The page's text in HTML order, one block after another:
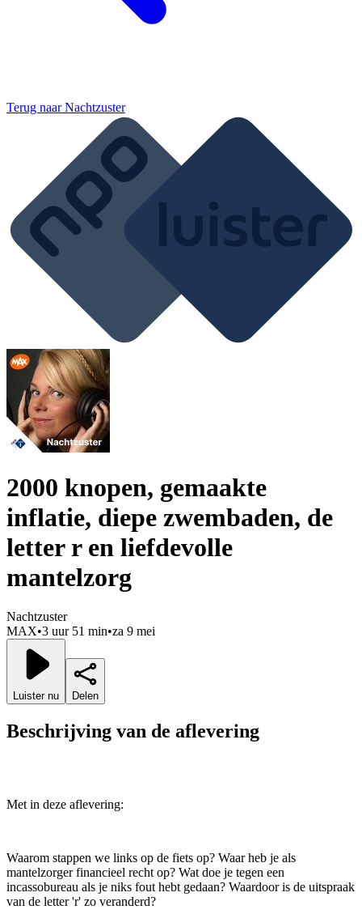
Terug naarNachtzuster
2000 knopen, gemaakte
inflatie, diepe zwembaden, de
letter r en liefdevolle
mantelzorg
Nachtzuster
MAX•3 uur 51 min•za 9 mei
Luister nu Delen
Beschrijving van de aflevering
Met in deze aflevering:
Waarom stappen we links op de fiets op? Waar heb je als
mantelzorger financieel recht op? Wat doe je tegen een
incassobureau als je niks fout hebt gedaan? Waardoor is de uitspraak
van de letter 'r' zo veranderd?